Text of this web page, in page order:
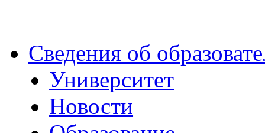
Сведения об
Университет
Новости